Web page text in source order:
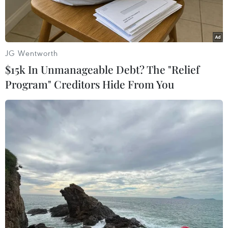
công.
Hiện trường vụ tấn công nhà hát Crocus City Hall ở Moskva
(Nga), ngày 26/3/2024. (Ảnh: AFP/TTXVN)
Ngày 29/6, hãng tin TASS dẫn nguồn các tài liệu
điều tra cho biết những loại vũ khí được sử
JG Wentworth
$15k In Unmanageable Debt? The "Relief
Program" Creditors Hide From You